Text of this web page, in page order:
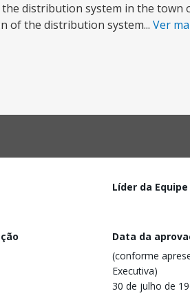
distribution system in the
of the distribution system... Ver
Líder da Equipe
Data da
(conforme
Executiva)
30 de julho de